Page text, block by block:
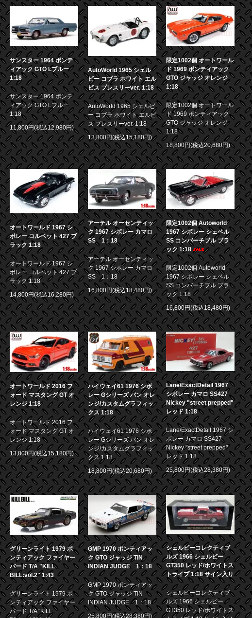
サンスター 1964 ポンテ
ィアック GTO Lブルー
1:18
サンスター 1964 ポンテ
ィアック GTO Lブルー
1:18
11,800円(税込12,980円)
AutoWorld 1965 シェル
ビー コブラ ホワイト エル
ビス プレスリーver. 1:18
AutoWorld 1965 シェルビ
ー コブラ ホワイト エルビ
ス プレスリーver. 1:18
13,800円(税込15,180円)
限定1002個 オートワール
ド 1969 ポンティアック
GTO ジャッジ オレンジ
1:18
限定1002個 オートワール
ド 1969 ポンティアック
GTO ジャッジ オレンジ
1:18
18,800円(税込20,680円)
オートワールド 1967 シ
ボレー コルベット 427 ブ
ラック 1:18
オートワールド 1967 シ
ボレー コルベット 427 ブ
ラック 1:18
14,800円(税込16,280円)
アーテル オーセンティッ
ク 1967 シボレー カマロ
SS 1：18
アーテル オーセンティッ
ク 1967 シボレー カマロ
SS 1：18
16,800円(税込18,480円)
限定1002個 Autoworld
1967 シボレー シェベル
SS コンバーチブル ブラ
ック 1:18
限定1002個 Autoworld
1967 シボレー シェベル
SS コンバーチブル ブラ
ック 1:18
16,800円(税込18,480円)
オートワールド 2016 フ
ォード マスタング GT オ
レンジ 1:18
オートワールド 2016 フ
ォード マスタング GT オ
レンジ 1:18
13,800円(税込15,180円)
ハイウェイ61 1976 シボ
レー Gシリーズ バン オレ
ンジ/カスタムグラフィッ
クス 1:18
ハイウェイ61 1976 シボ
レー Gシリーズ バン オレ
ンジ/カスタムグラフィッ
クス 1:18
18,800円(税込20,680円)
Lane/ExactDetail 1967
シボレー カマロ SS427
Nickey "street prepped"
レッド 1:18
Lane/ExactDetail 1967 シ
ボレー カマロ SS427
Nickey "street prepped"
レッド 1:18
25,800円(税込28,380円)
グリーンライト 1979 ポ
ンティアック ファイヤー
バード T/A "KILL
BILL:vol.2" 1:43
グリーンライト 1979 ポ
ンティアック ファイヤー
バード T/A "KILL
GMP 1970 ポンティアッ
ク GTO ジャッジ TIN
INDIAN JUDGE 1：18
GMP 1970 ポンティアッ
ク GTO ジャッジ TIN
INDIAN JUDGE 1：18
25,800円(税込28,380円)
シェルビーコレクティブ
ルズ 1966 シェルビー
GT350 レッド/ホワイトス
トライプ 1:18 サイン入り
シェルビーコレクティブ
ルズ 1966 シェルビー
GT350 レッド/ホワイトス